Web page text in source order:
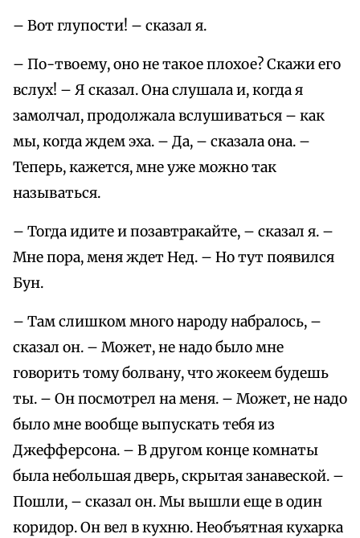
– Вот глупости! – сказал я.
– По-твоему, оно не такое плохое? Скажи его
вслух! – Я сказал. Она слушала и, когда я
замолчал, продолжала вслушиваться – как
мы, когда ждем эха. – Да, – сказала она. –
Теперь, кажется, мне уже можно так
называться.
– Тогда идите и позавтракайте, – сказал я. –
Мне пора, меня ждет Нед. – Но тут появился
Бун.
– Там слишком много народу набралось, –
сказал он. – Может, не надо было мне
говорить тому болвану, что жокеем будешь
ты. – Он посмотрел на меня. – Может, не надо
было мне вообще выпускать тебя из
Джефферсона. – В другом конце комнаты
была небольшая дверь, скрытая занавеской. –
Пошли, – сказал он. Мы вышли еще в один
коридор. Он вел в кухню. Необъятная кухарка